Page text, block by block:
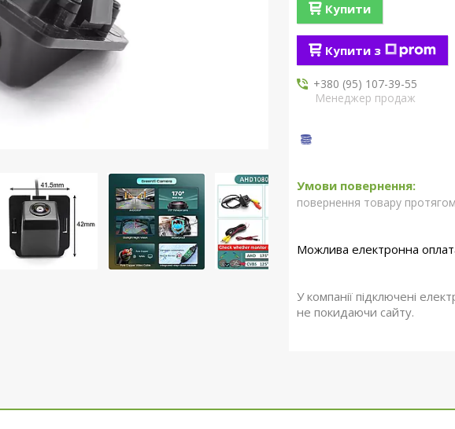
Купити
Купити з
+380 (95) 107-39-55
Менеджер продаж
повернення товару
У компанії підключені
не покидаючи сайту.